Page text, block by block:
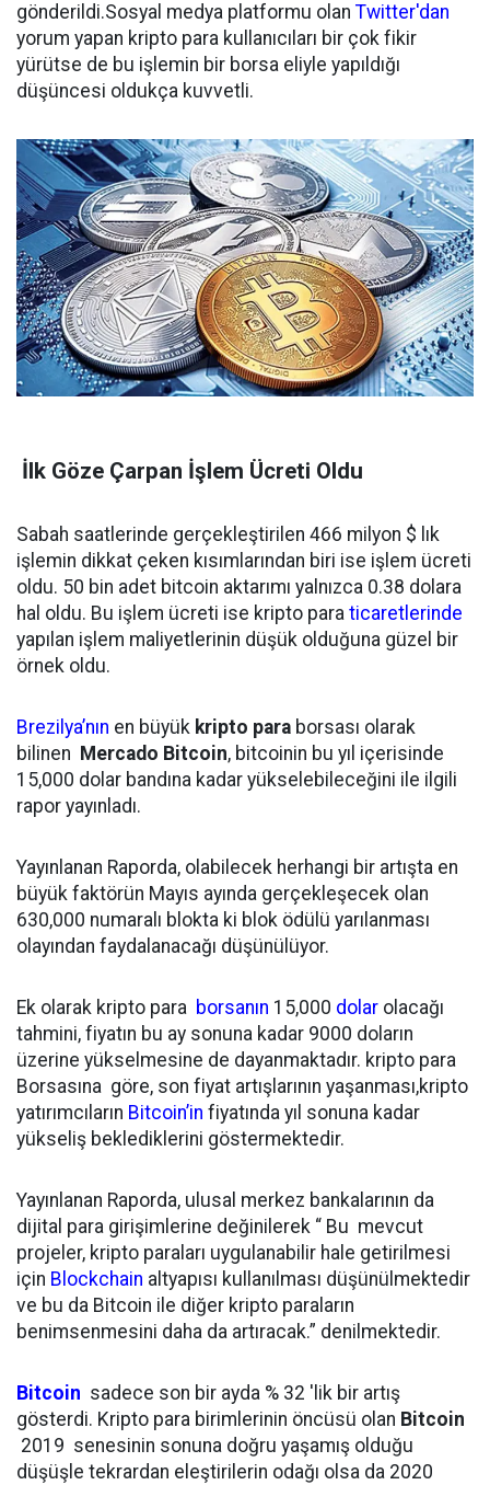
gönderildi.Sosyal medya platformu olan Twitter'dan
yorum yapan kripto para kullanıcıları bir çok fikir
yürütse de bu işlemin bir borsa eliyle yapıldığı
düşüncesi oldukça kuvvetli.
İlk Göze Çarpan İşlem Ücreti Oldu
Sabah saatlerinde gerçekleştirilen 466 milyon $ lık
işlemin dikkat çeken kısımlarından biri ise işlem ücreti
oldu. 50 bin adet bitcoin aktarımı yalnızca 0.38 dolara
hal oldu. Bu işlem ücreti ise kripto para ticaretlerinde
yapılan işlem maliyetlerinin düşük olduğuna güzel bir
örnek oldu.
Brezilya’nın en büyük kripto para borsası olarak
bilinen Mercado Bitcoin, bitcoinin bu yıl içerisinde
15,000 dolar bandına kadar yükselebileceğini ile ilgili
rapor yayınladı.
Yayınlanan Raporda, olabilecek herhangi bir artışta en
büyük faktörün Mayıs ayında gerçekleşecek olan
630,000 numaralı blokta ki blok ödülü yarılanması
olayından faydalanacağı düşünülüyor.
Ek olarak kripto para borsanın 15,000 dolar olacağı
tahmini, fiyatın bu ay sonuna kadar 9000 doların
üzerine yükselmesine de dayanmaktadır. kripto para
Borsasına göre, son fiyat artışlarının yaşanması,kripto
yatırımcıların Bitcoin’in fiyatında yıl sonuna kadar
yükseliş beklediklerini göstermektedir.
Yayınlanan Raporda, ulusal merkez bankalarının da
dijital para girişimlerine değinilerek “ Bu mevcut
projeler, kripto paraları uygulanabilir hale getirilmesi
için Blockchain altyapısı kullanılması düşünülmektedir
ve bu da Bitcoin ile diğer kripto paraların
benimsenmesini daha da artıracak.” denilmektedir.
Bitcoin sadece son bir ayda % 32 'lik bir artış
gösterdi. Kripto para birimlerinin öncüsü olan Bitcoin
2019 senesinin sonuna doğru yaşamış olduğu
düşüşle tekrardan eleştirilerin odağı olsa da 2020